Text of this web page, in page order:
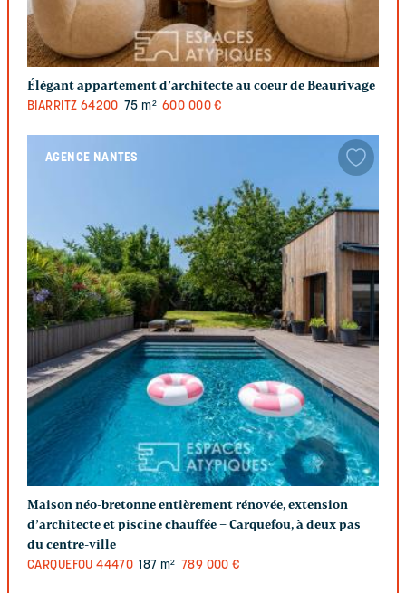
Élégant appartement d’architecte au coeur de Beaurivage
BIARRITZ 64200 75 m² 600 000 €
AGENCE NANTES
Maison néo-bretonne entièrement rénovée, extension
d’architecte et piscine chauffée – Carquefou, à deux pas
du centre-ville
CARQUEFOU 44470 187 m² 789 000 €